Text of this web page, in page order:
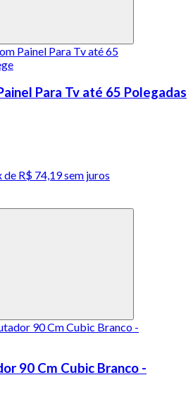
Para Tv até 65 Polegadas
de R$ 74,19 sem juros
90 Cm Cubic Branco -